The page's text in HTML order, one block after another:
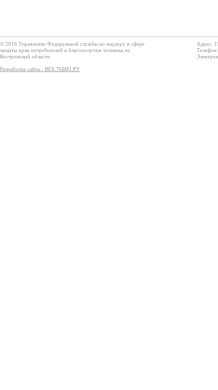
© 2016 Управление Федеральной службы по надзору в сфере
защиты прав потребителей и благополучия человека по
Костромской области
Разработка сайта - ВЕБ.76БИЗ.РУ
Адрес: